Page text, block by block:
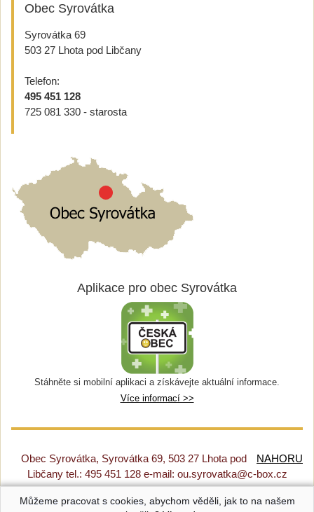
Obec Syrovátka
Syrovátka 69
503 27 Lhota pod Libčany
Telefon:
495 451 128
725 081 330 - starosta
Aplikace pro obec Syrovátka
Stáhněte si mobilní aplikaci a získávejte aktuální informace.
Více informací >>
NAHORU
Obec Syrovátka, Syrovátka 69, 503 27 Lhota pod
Libčany tel.: 495 451 128 e-mail: ou.syrovatka@c-box.cz
Prohlášení o přístupnosti|Původní web|Nastavení cookies
Můžeme pracovat s cookies, abychom věděli, jak to na našem